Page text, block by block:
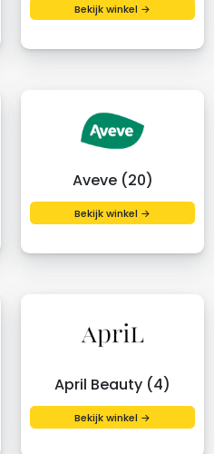
Bekijk winkel →
Aveve (20)
Bekijk winkel →
April Beauty (4)
Bekijk winkel →